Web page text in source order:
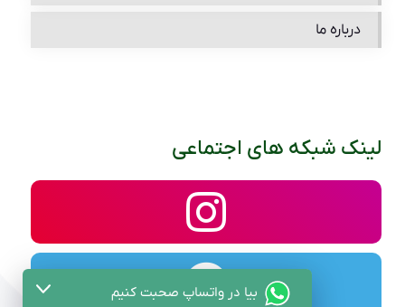
درباره ما
لینک شبکه های اجتماعی
بیا در واتساپ صحبت کنیم